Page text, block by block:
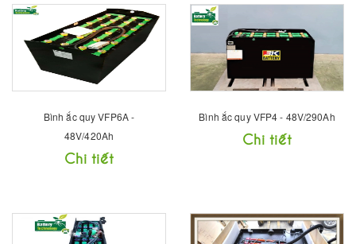
Bình ắc quy VFP6A -
48V/420Ah
Chi tiết
Bình ắc quy VFP4 - 48V/290Ah
Chi tiết